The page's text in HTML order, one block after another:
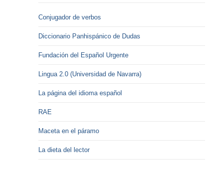
Conjugador de verbos
Diccionario Panhispánico de Dudas
Fundación del Español Urgente
Lingua 2.0 (Universidad de Navarra)
La página del idioma español
RAE
Maceta en el páramo
La dieta del lector